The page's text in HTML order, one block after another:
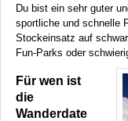
Du bist ein sehr guter
sportliche und schnelle
Stockeinsatz auf
Fun-Parks oder
Für wen ist
die
Wanderdate